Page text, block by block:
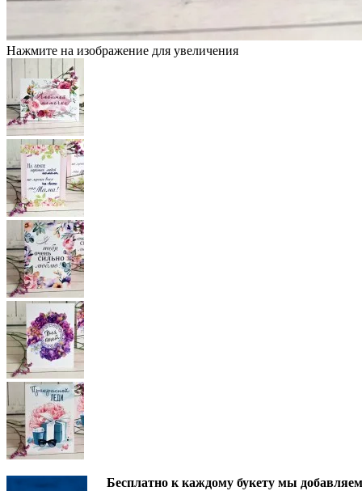
Нажмите на изображение для увеличения
Бесплатно к каждому букету мы